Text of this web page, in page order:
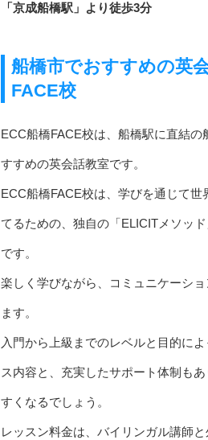
「京成船橋駅」より徒歩3分
船橋市でおすすめの英
FACE校
ECC船橋FACE校は、船橋駅に直結の
すすめの英会話教室です。
ECC船橋FACE校は、学びを通じて
てるための、独自の「ELICITメソッ
です。
楽しく学びながら、コミュニケーシ
ます。
入門から上級までのレベルと目的に
ス内容と、充実したサポート体制も
すくなるでしょう。
レッスン料金は、バイリンガル講師